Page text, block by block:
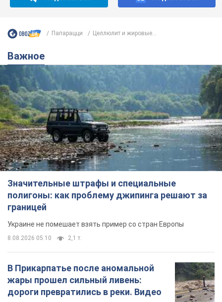
Папарацци Целлюлит и жировые...
Важное
Значительные штрафы и специальные
полигоны: как проблему джипинга решают за
границей
Украине не помешает взять пример со стран Европы
8.08.2026 05:10 2,1 т.
В Прикарпатье после аномальной
жары прошел сильный ливень:
дороги превратились в реки. Видео